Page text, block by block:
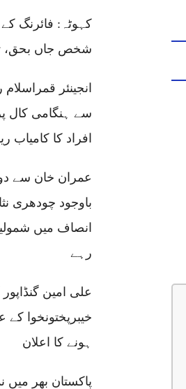
کہوٹہ: فائرنگ
شخص جاں بحق،
انجینئر
افراد کا کامیاب
عمران خان سے
باوجود چودھری
انصاف میں
رہے
علی امین
خیبرپختونخوا
ہونے کا اعلان
پاکستان بھر میں